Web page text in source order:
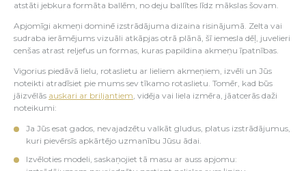
atstāti jebkura formāta ballēm, no deju ballītes līdz mākslas šovam.
Apjomīgi akmeņi dominē izstrādājuma dizaina risinājumā. Zelta vai
sudraba ierāmējums vizuāli atkāpjas otrā plānā, šī iemesla dēļ, juvelieri
cenšas atrast reljefus un formas, kuras papildina akmeņu īpatnības.
Vigorius piedāvā lielu, rotaslietu ar lieliem akmeņiem, izvēli un Jūs
noteikti atradīsiet pie mums sev tīkamo rotaslietu. Tomēr, kad būs
jāizvēlās auskari ar briljantiem, vidēja vai liela izmēra, jāatcerās daži
noteikumi:
Ja Jūs esat gados, nevajadzētu valkāt gludus, platus izstrādājumus,
kuri pievērsīs apkārtējo uzmanību Jūsu ādai.
Izvēloties modeli, saskaņojiet tā masu ar auss apjomu: